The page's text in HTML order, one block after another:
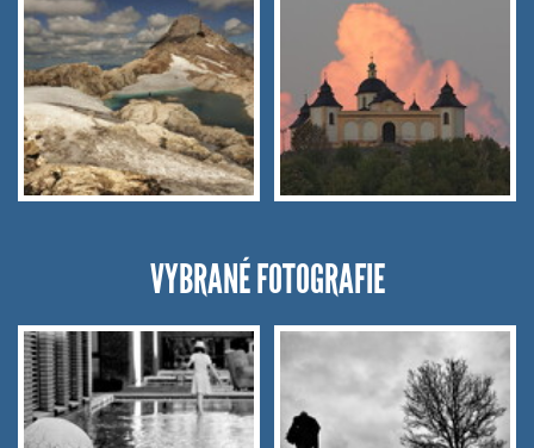
VYBRANÉ FOTOGRAFIE